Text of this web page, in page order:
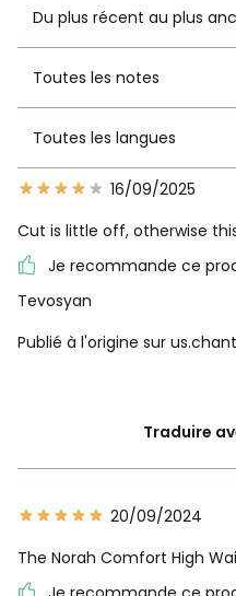
Du plus récent au plus
Toutes les notes
Toutes les langues
16/09/2025
Cut is little off, otherwise
Je recommande ce
Tevosyan
Publié à l'origine sur
Traduire
20/09/2024
The Norah Comfort High